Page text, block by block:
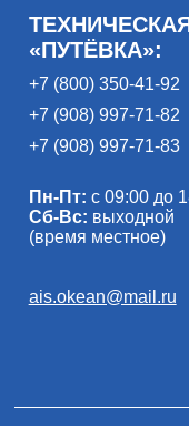
«ПУТЁВКА»:
+7 (800) 350-41-92
+7 (908) 997-71-82
+7 (908) 997-71-83
Пн-Пт: с 09:00 до
Сб-Вс: выходной
(время местное)
ais.okean@mail.ru